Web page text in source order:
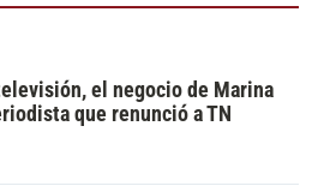
el negocio de Marina
que renunció a TN